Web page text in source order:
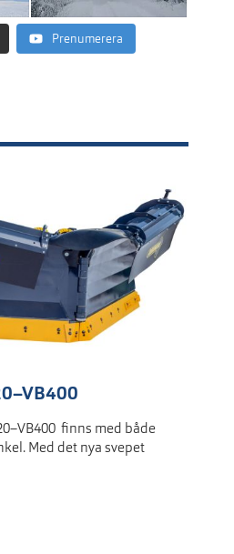
Prenumerera
finns med både
Med det nya svepet